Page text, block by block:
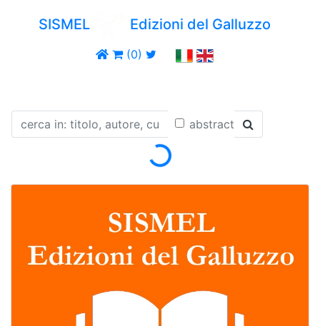
SISMEL Edizioni del Galluzzo
(0)
abstract
Loading...